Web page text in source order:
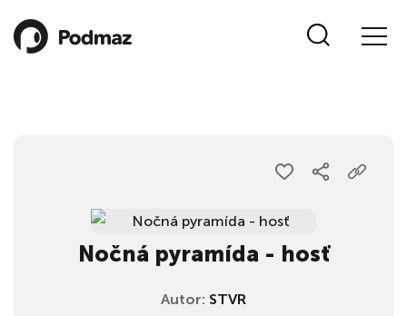
Nočná pyramída - hosť
Autor: STVR